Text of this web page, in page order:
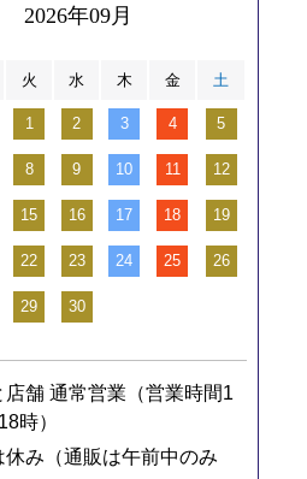
2026年09月
火 水 木 金 土
1 2 3 4 5
8 9 10 11 12
15 16 17 18 19
22 23 24 25 26
29 30
店舗 通常営業（営業時間1
時）
休み（通販は午前中のみ